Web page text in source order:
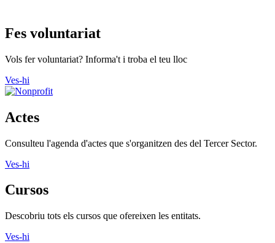
Fes voluntariat
Vols fer voluntariat? Informa't i troba el teu lloc
Ves-hi
Actes
Consulteu l'agenda d'actes que s'organitzen des del Tercer Sector.
Ves-hi
Cursos
Descobriu tots els cursos que ofereixen les entitats.
Ves-hi